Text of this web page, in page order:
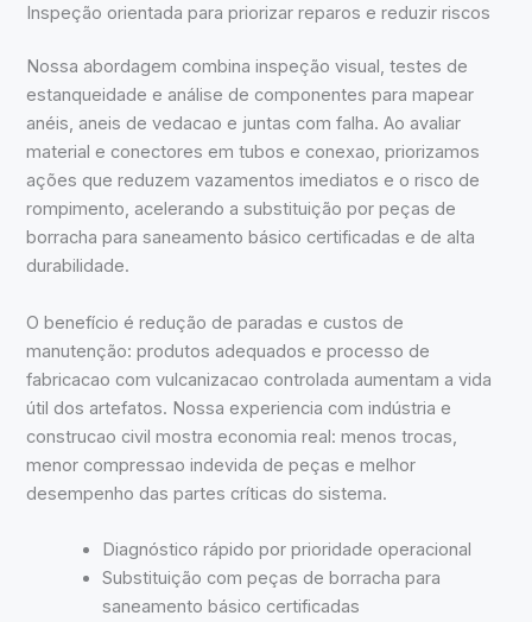
Inspeção orientada para priorizar reparos e reduzir riscos
Nossa abordagem combina inspeção visual, testes de
estanqueidade e análise de componentes para mapear
anéis, aneis de vedacao e juntas com falha. Ao avaliar
material e conectores em tubos e conexao, priorizamos
ações que reduzem vazamentos imediatos e o risco de
rompimento, acelerando a substituição por peças de
borracha para saneamento básico certificadas e de alta
durabilidade.
O benefício é redução de paradas e custos de
manutenção: produtos adequados e processo de
fabricacao com vulcanizacao controlada aumentam a vida
útil dos artefatos. Nossa experiencia com indústria e
construcao civil mostra economia real: menos trocas,
menor compressao indevida de peças e melhor
desempenho das partes críticas do sistema.
Diagnóstico rápido por prioridade operacional
Substituição com peças de borracha para
saneamento básico certificadas